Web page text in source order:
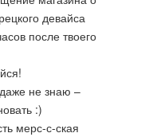
девайса
после твоего
не знаю –
:)
мерс-с-ская